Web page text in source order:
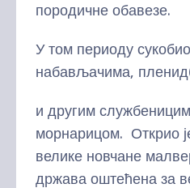
породичне обавезе.
У том периоду
набављачима,
и другим
морнарицом. Открио
велике новчане
држава оштећена за